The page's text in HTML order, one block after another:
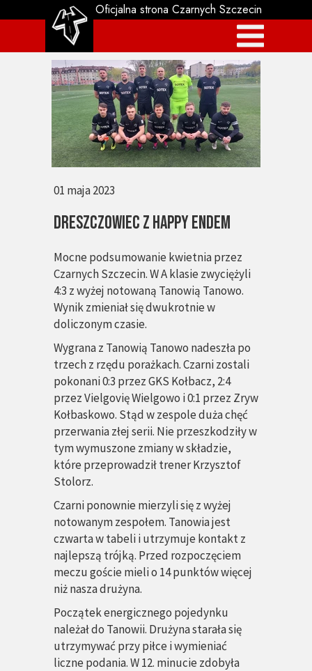
Mocne podsumowanie kwietnia przez
Czarnych Szczecin. W A klasie zwyciężyli
4:3 z wyżej notowaną Tanowią Tanowo.
Wynik zmieniał się dwukrotnie w
doliczonym czasie.
Wygrana z Tanowią Tanowo nadeszła po
trzech z rzędu porażkach. Czarni zostali
pokonani 0:3 przez GKS Kołbacz, 2:4
przez Vielgovię Wielgowo i 0:1 przez Zryw
Kołbaskowo. Stąd w zespole duża chęć
przerwania złej serii. Nie przeszkodziły w
tym wymuszone zmiany w składzie,
które przeprowadził trener Krzysztof
Stolorz.
Czarni ponownie mierzyli się z wyżej
notowanym zespołem. Tanowia jest
czwarta w tabeli i utrzymuje kontakt z
najlepszą trójką. Przed rozpoczęciem
meczu goście mieli o 14 punktów więcej
niż nasza drużyna.
Początek energicznego pojedynku
należał do Tanowii. Drużyna starała się
utrzymywać przy piłce i wymieniać
liczne podania. W 12. minucie zdobyła
DRESZCZOWIEC Z HAPPY ENDEM
01 maja 2023
Oficjalna strona Czarnych Szczecin